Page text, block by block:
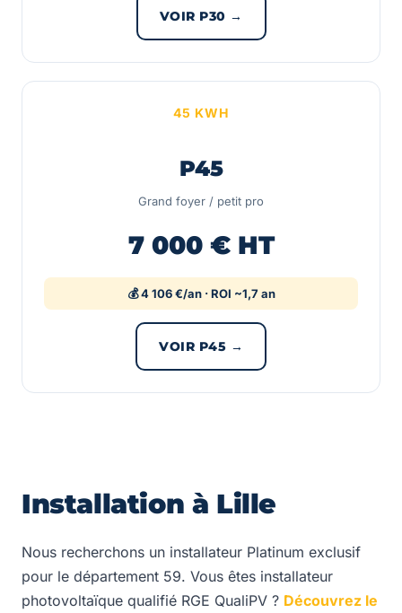
VOIR P30 →
45 KWH
P45
Grand foyer / petit pro
7 000 € HT
💰 4 106 €/an · ROI ~1,7 an
VOIR P45 →
Installation à Lille
Nous recherchons un installateur Platinum exclusif
pour le département 59. Vous êtes installateur
photovoltaïque qualifié RGE QualiPV ? Découvrez le